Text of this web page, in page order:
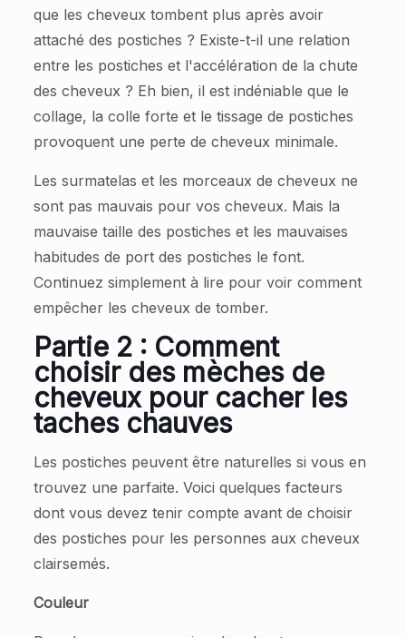
que les cheveux tombent plus après avoir
attaché des postiches ? Existe-t-il une relation
entre les postiches et l'accélération de la chute
des cheveux ? Eh bien, il est indéniable que le
collage, la colle forte et le tissage de postiches
provoquent une perte de cheveux minimale.
Les surmatelas et les morceaux de cheveux ne
sont pas mauvais pour vos cheveux. Mais la
mauvaise taille des postiches et les mauvaises
habitudes de port des postiches le font.
Continuez simplement à lire pour voir comment
empêcher les cheveux de tomber.
Partie 2 : Comment
choisir des mèches de
cheveux pour cacher les
taches chauves
Les postiches peuvent être naturelles si vous en
trouvez une parfaite. Voici quelques facteurs
dont vous devez tenir compte avant de choisir
des postiches pour les personnes aux cheveux
clairsemés.
Couleur